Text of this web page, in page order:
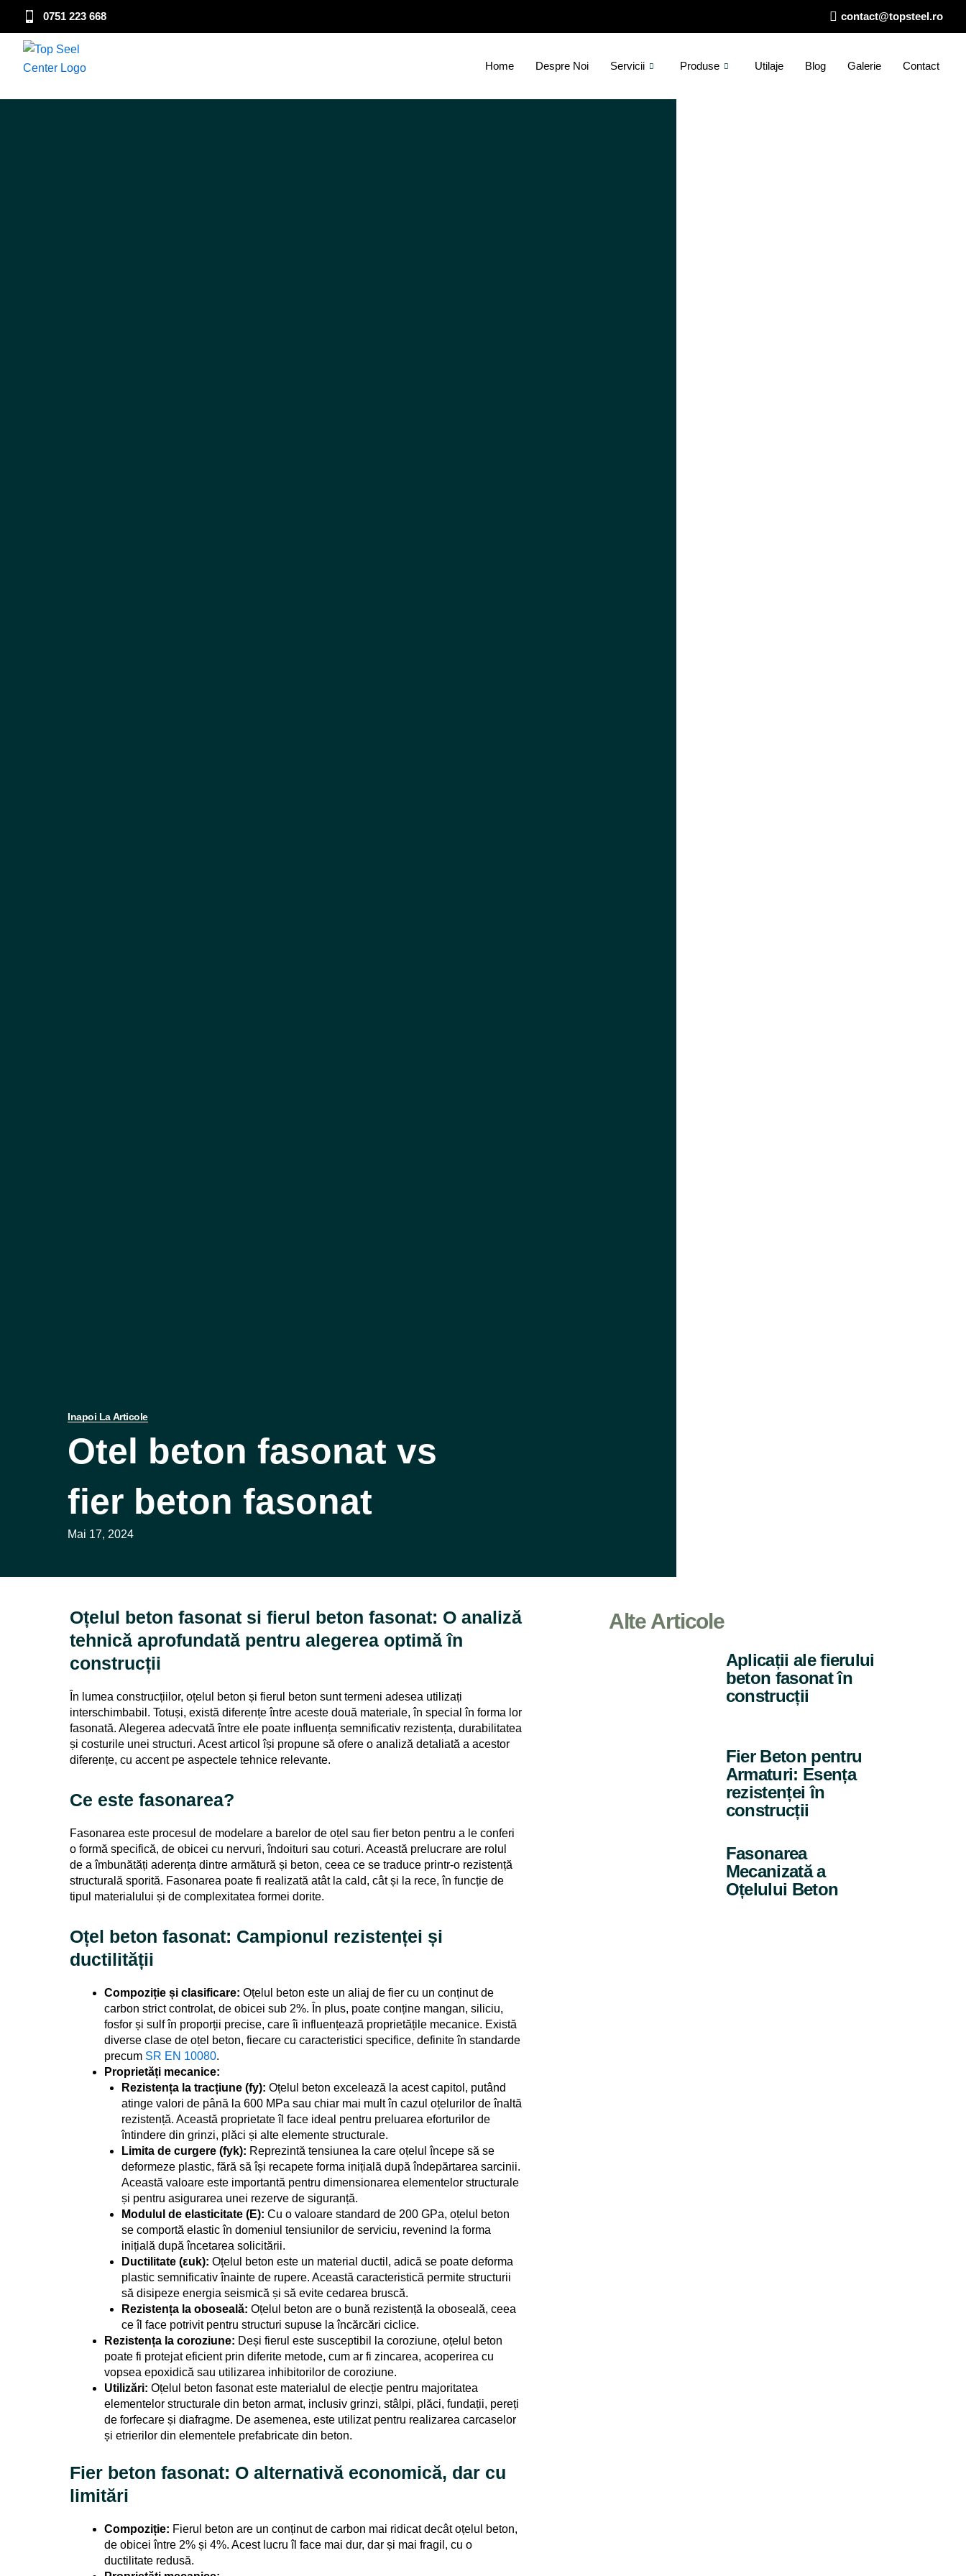
content
0751 223 668 contact@topsteel.ro
Home Despre Noi Servicii Produse Utilaje Blog Galerie Contact
Inapoi La Articole
Otel beton fasonat vs
fier beton fasonat
Mai 17, 2024
Oțelul beton fasonat si fierul beton fasonat: O analiză
tehnică aprofundată pentru alegerea optimă în
construcții
În lumea construcțiilor, oțelul beton și fierul beton sunt termeni adesea utilizați
interschimbabil. Totuși, există diferențe între aceste două materiale, în special în forma lor
fasonată. Alegerea adecvată între ele poate influența semnificativ rezistența, durabilitatea
și costurile unei structuri. Acest articol își propune să ofere o analiză detaliată a acestor
diferențe, cu accent pe aspectele tehnice relevante.
Ce este fasonarea?
Fasonarea este procesul de modelare a barelor de oțel sau fier beton pentru a le conferi
o formă specifică, de obicei cu nervuri, îndoituri sau coturi. Această prelucrare are rolul
de a îmbunătăți aderența dintre armătură și beton, ceea ce se traduce printr-o rezistență
structurală sporită. Fasonarea poate fi realizată atât la cald, cât și la rece, în funcție de
tipul materialului și de complexitatea formei dorite.
Oțel beton fasonat: Campionul rezistenței și
ductilității
Compoziție și clasificare: Oțelul beton este un aliaj de fier cu un conținut de
carbon strict controlat, de obicei sub 2%. În plus, poate conține mangan, siliciu,
fosfor și sulf în proporții precise, care îi influențează proprietățile mecanice. Există
diverse clase de oțel beton, fiecare cu caracteristici specifice, definite în standarde
precum SR EN 10080.
Proprietăți mecanice:
Rezistența la tracțiune (fy): Oțelul beton excelează la acest capitol, putând
atinge valori de până la 600 MPa sau chiar mai mult în cazul oțelurilor de înaltă
rezistență. Această proprietate îl face ideal pentru preluarea eforturilor de
întindere din grinzi, plăci și alte elemente structurale.
Limita de curgere (fyk): Reprezintă tensiunea la care oțelul începe să se
deformeze plastic, fără să își recapete forma inițială după îndepărtarea sarcinii.
Această valoare este importantă pentru dimensionarea elementelor structurale
și pentru asigurarea unei rezerve de siguranță.
Modulul de elasticitate (E): Cu o valoare standard de 200 GPa, oțelul beton
se comportă elastic în domeniul tensiunilor de serviciu, revenind la forma
inițială după încetarea solicitării.
Ductilitate (εuk): Oțelul beton este un material ductil, adică se poate deforma
plastic semnificativ înainte de rupere. Această caracteristică permite structurii
să disipeze energia seismică și să evite cedarea bruscă.
Rezistența la oboseală: Oțelul beton are o bună rezistență la oboseală, ceea
ce îl face potrivit pentru structuri supuse la încărcări ciclice.
Rezistența la coroziune: Deși fierul este susceptibil la coroziune, oțelul beton
poate fi protejat eficient prin diferite metode, cum ar fi zincarea, acoperirea cu
vopsea epoxidică sau utilizarea inhibitorilor de coroziune.
Utilizări: Oțelul beton fasonat este materialul de elecție pentru majoritatea
elementelor structurale din beton armat, inclusiv grinzi, stâlpi, plăci, fundații, pereți
de forfecare și diafragme. De asemenea, este utilizat pentru realizarea carcaselor
și etrierilor din elementele prefabricate din beton.
Fier beton fasonat: O alternativă economică, dar cu
limitări
Compoziție: Fierul beton are un conținut de carbon mai ridicat decât oțelul beton,
de obicei între 2% și 4%. Acest lucru îl face mai dur, dar și mai fragil, cu o
ductilitate redusă.
Alte Articole
Aplicații ale fierului
beton fasonat în
construcții
Fier Beton pentru
Armaturi: Esența
rezistenței în
construcții
Fasonarea
Mecanizată a
Oțelului Beton